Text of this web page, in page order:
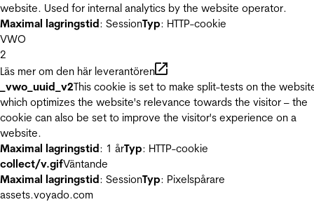
website. Used for internal analytics by the website operator.
Maximal lagringstid: SessionTyp: HTTP-cookie
VWO
2
Läs mer om den här leverantören
_vwo_uuid_v2This cookie is set to make split-tests on the
which optimizes the website's relevance towards the visitor – the
cookie can also be set to improve the visitor's experience on a
website.
Maximal lagringstid: 1 årTyp: HTTP-cookie
collect/v.gifVäntande
Maximal lagringstid: SessionTyp: Pixelspårare
assets.voyado.com